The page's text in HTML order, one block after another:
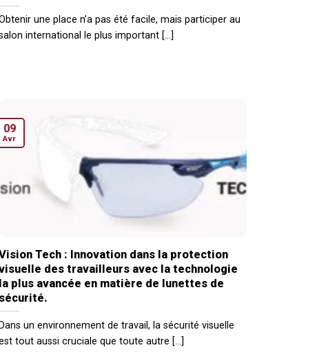
une place n’a pas été facile, mais participer au
international le plus important [...]
Tech : Innovation dans la protection
des travailleurs avec la technologie
la plus avancée en matière de lunettes de
sécurité.
Dans un environnement de travail, la sécurité visuelle
tout aussi cruciale que toute autre [...]
09
Avr